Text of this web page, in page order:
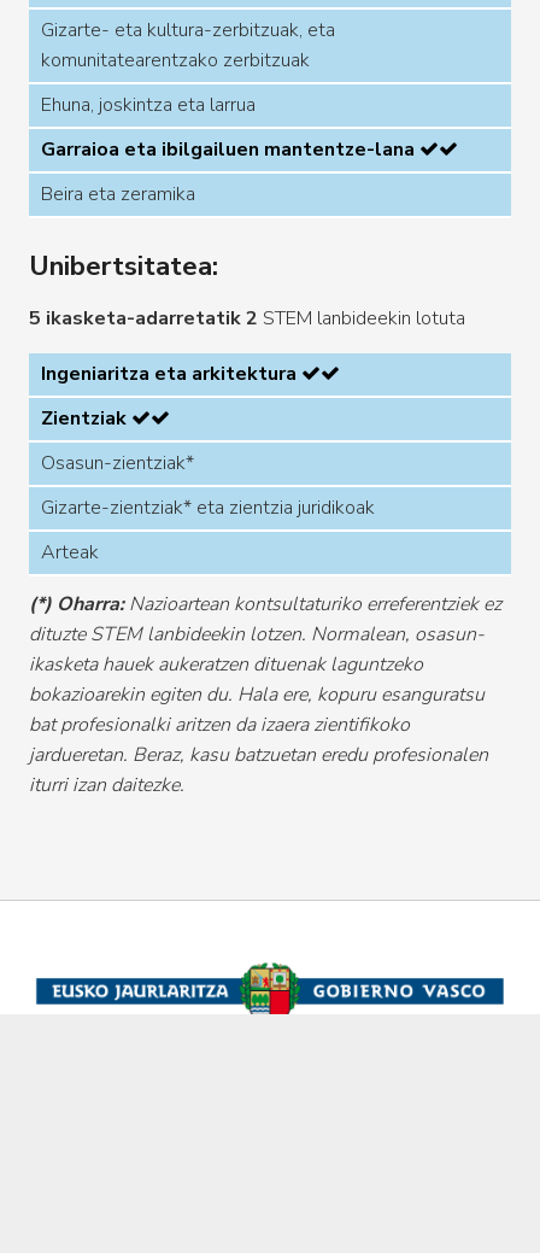
Gizarte- eta kultura-zerbitzuak, eta
komunitatearentzako zerbitzuak
Ehuna, joskintza eta larrua
Garraioa eta ibilgailuen mantentze-lana
Beira eta zeramika
Unibertsitatea:
5 ikasketa-adarretatik2 STEM lanbideekin lotuta
Ingeniaritza eta arkitektura
Zientziak
Osasun-zientziak*
Gizarte-zientziak* eta zientzia juridikoak
Arteak
(*) Oharra:Nazioartean kontsultaturiko erreferentziek ez
dituzte STEM lanbideekin lotzen. Normalean, osasun-
ikasketa hauek aukeratzen dituenak laguntzeko
bokazioarekin egiten du. Hala ere, kopuru esanguratsu
bat profesionalki aritzen da izaera zientifikoko
jardueretan. Beraz, kasu batzuetan eredu profesionalen
iturri izan daitezke.